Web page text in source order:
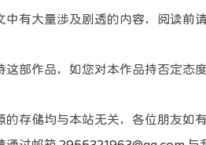
有大量涉及剧透的内容，阅读前
部作品，如您对本作品持否定态
存储均与本站无关，各位朋友如